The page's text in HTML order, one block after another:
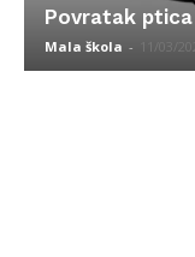
Povratak
Mala škola - 11/03/